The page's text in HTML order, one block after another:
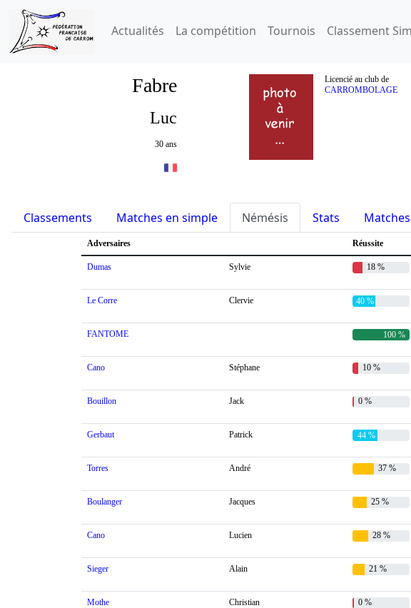
Actualités La compétition Tournois Classement
Fabre
Licencié au club de
CARROMBOLAGE
Luc
30 ans
Classements Matches en simple Némésis Stats
Adversaires Réussite
Dumas Sylvie 18 %
Le Corre Clervie 40 %
FANTOME 100 %
Cano Stéphane 10 %
Bouillon Jack 0 %
Gerbaut Patrick 44 %
Torres André 37 %
Boulanger Jacques 25 %
Cano Lucien 28 %
Sieger Alain 21 %
Mothe Christian 0 %